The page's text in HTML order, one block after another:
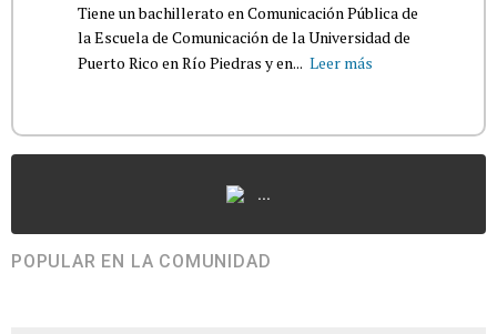
Tiene un bachillerato en Comunicación Pública de
la Escuela de Comunicación de la Universidad de
Puerto Rico en Río Piedras y en... Leer más
...
POPULAR EN LA COMUNIDAD